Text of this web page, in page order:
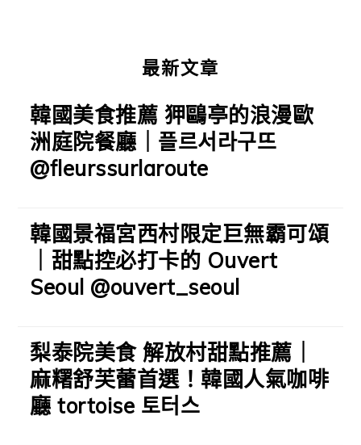
最新文章
韓國美食推薦 狎鷗亭的浪漫歐
洲庭院餐廳｜플르서라구뜨
@fleurssurlaroute
韓國景福宮西村限定巨無霸可頌
｜甜點控必打卡的 Ouvert
Seoul @ouvert_seoul
梨泰院美食 解放村甜點推薦｜
麻糬舒芙蕾首選！韓國人氣咖啡
廳 tortoise 토터스